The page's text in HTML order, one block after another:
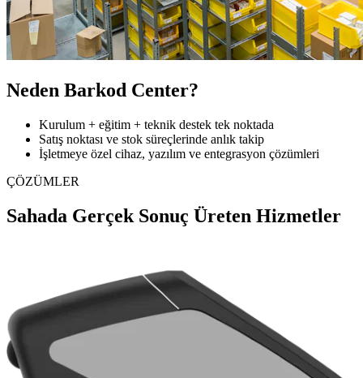
Neden Barkod Center?
Kurulum + eğitim + teknik destek tek noktada
Satış noktası ve stok süreçlerinde anlık takip
İşletmeye özel cihaz, yazılım ve entegrasyon çözümleri
ÇÖZÜMLER
Sahada Gerçek Sonuç Üreten Hizmetler